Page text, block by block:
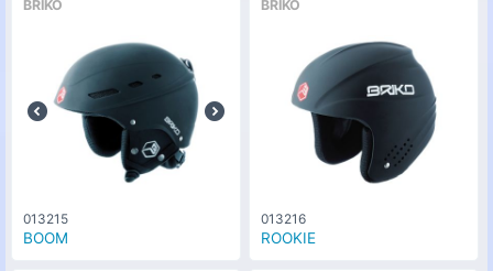
BRIKO
013215
BOOM
BRIKO
013216
ROOKIE